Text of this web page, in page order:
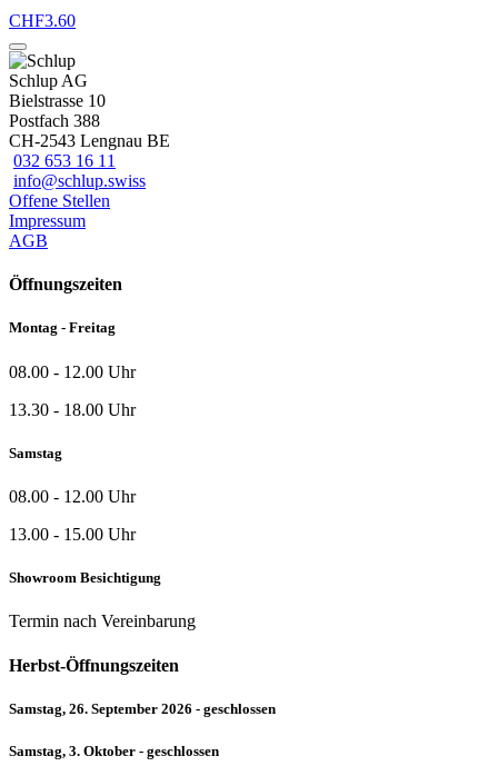
CHF3.60
Schlup AG
Bielstrasse 10
Postfach 388
CH-2543 Lengnau BE
032 653 16 11
info@schlup.swiss
Offene Stellen
Impressum
AGB
Öffnungszeiten
Montag - Freitag
08.00 - 12.00 Uhr
13.30 - 18.00 Uhr
Samstag
08.00 - 12.00 Uhr
13.00 - 15.00 Uhr
Showroom Besichtigung
Termin nach Vereinbarung
Herbst-Öffnungszeiten
Samstag, 26. September 2026 - geschlossen
Samstag, 3. Oktober - geschlossen